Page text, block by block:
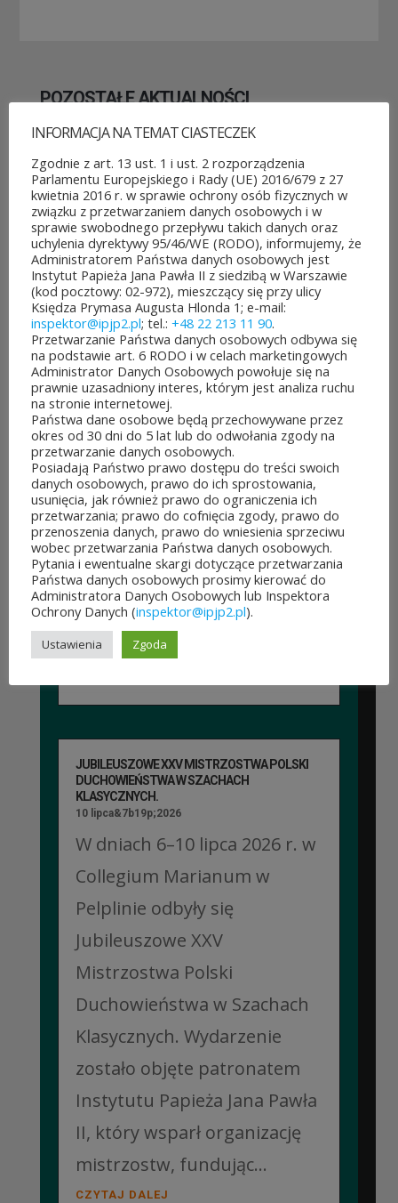
POZOSTAŁE AKTUALNOŚCI
ROZPOCZĘŁO SIĘ GŁOSOWANIE W BUDŻECIE
OBYWATELSKIM MAZOWSZA!
03 sierpnia&8b44p;2026
Można już głosować
na projekty zgłoszone do 7.
edycji Budżetu
Obywatelskiego Mazowsza.
To mieszkańcy zdecydują,
które pomysły dostaną
dofinansowanie z budżetu
samorządu województwa
mazowieckiego. Do rozdania
jest aż 30 mln zł! Mieszkańcy
województwa mazowieckiego
po...
CZYTAJ DALEJ
JUBILEUSZOWE XXV MISTRZOSTWA POLSKI
DUCHOWIEŃSTWA W SZACHACH
KLASYCZNYCH.
10 lipca&7b19p;2026
W dniach 6–10 lipca 2026 r. w
Collegium Marianum w
Pelplinie odbyły się
Jubileuszowe XXV
Mistrzostwa Polski
Duchowieństwa w Szachach
Klasycznych. Wydarzenie
zostało objęte patronatem
Instytutu Papieża Jana Pawła
II, który wsparł organizację
mistrzostw, fundując...
CZYTAJ DALEJ
INFORMACJA NA TEMAT CIASTECZEK
Zgodnie z art. 13 ust. 1 i ust. 2 rozporządzenia
Parlamentu Europejskiego i Rady (UE) 2016/679 z 27
kwietnia 2016 r. w sprawie ochrony osób fizycznych w
związku z przetwarzaniem danych osobowych i w
sprawie swobodnego przepływu takich danych oraz
uchylenia dyrektywy 95/46/WE (RODO), informujemy, że
Administratorem Państwa danych osobowych jest
Instytut Papieża Jana Pawła II z siedzibą w Warszawie
(kod pocztowy: 02-972), mieszczący się przy ulicy
Księdza Prymasa Augusta Hlonda 1; e-mail:
inspektor@ipjp2.pl; tel.: +48 22 213 11 90.
Przetwarzanie Państwa danych osobowych odbywa się
na podstawie art. 6 RODO i w celach marketingowych
Administrator Danych Osobowych powołuje się na
prawnie uzasadniony interes, którym jest analiza ruchu
na stronie internetowej.
Państwa dane osobowe będą przechowywane przez
okres od 30 dni do 5 lat lub do odwołania zgody na
przetwarzanie danych osobowych.
Posiadają Państwo prawo dostępu do treści swoich
danych osobowych, prawo do ich sprostowania,
usunięcia, jak również prawo do ograniczenia ich
przetwarzania; prawo do cofnięcia zgody, prawo do
przenoszenia danych, prawo do wniesienia sprzeciwu
wobec przetwarzania Państwa danych osobowych.
Pytania i ewentualne skargi dotyczące przetwarzania
Państwa danych osobowych prosimy kierować do
Administratora Danych Osobowych lub Inspektora
Ochrony Danych (inspektor@ipjp2.pl).
Ustawienia Zgoda